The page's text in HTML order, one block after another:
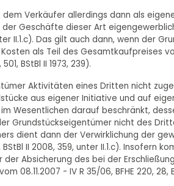
Verkäufer allerdings dann als
Geschäfte dieser Art
II.1.c). Das gilt auch dann, wenn der
als Teil des Gesamtkaufpreises
BStBl II 1973, 239).
Aktivitäten eines Dritten nicht
aus eigener Initiative und auf
Wesentlichen darauf beschränkt,
Grundstückseigentümer nicht des
dient dann der Verwirklichung der
BStBl II 2008, 359, unter II.1.c).
Absicherung des bei der
08.11.2007 - IV R 35/06, BFHE 220, 28,